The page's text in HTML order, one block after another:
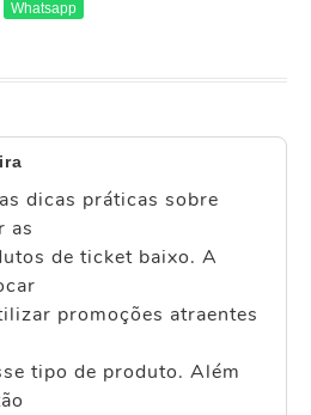
Whatsapp
dicas práticas sobre
as
de ticket baixo. A
promoções atraentes
tipo de produto. Além